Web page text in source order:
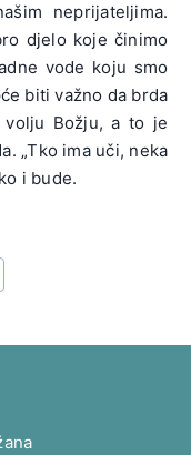
neprijateljima.
djelo koje činimo
vode koju smo
biti važno da brda
volju Božju, a to je
„Tko ima uči, neka
i bude.